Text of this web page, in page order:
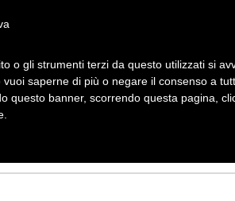
A
V
G
o gli strumenti terzi da questo utilizzati si
vuoi saperne di più o negare il consenso a
questo banner, scorrendo questa pagina,